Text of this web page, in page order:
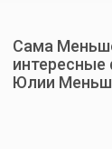
Сама
Юлии